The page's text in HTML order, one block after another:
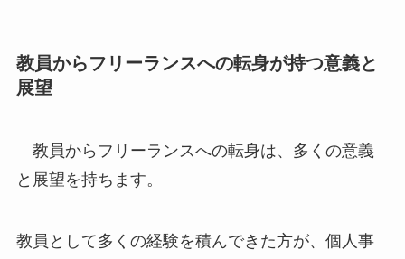
教員からフリーランスへの転身が持つ意義と
展望
教員からフリーランスへの転身は、多くの意義
と展望を持ちます。
教員として多くの経験を積んできた方が、個人事